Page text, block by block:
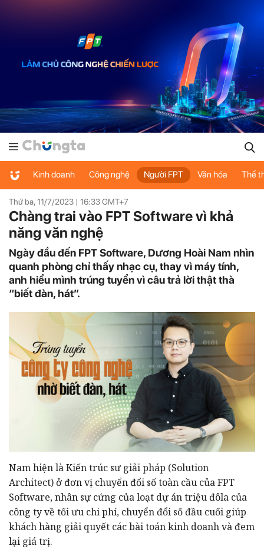
Kinh doanh Công nghệ Người FPT Văn hóa Thể
Thứ ba, 11/7/2023 | 16:33GMT+7
Chàng trai vào FPT Software vì khả
năng văn nghệ
Ngày đầu đến FPT Software, Dương Hoài Nam nhìn
quanh phòng chỉ thấy nhạc cụ, thay vì máy tính,
anh hiểu mình trúng tuyển vì câu trả lời thật thà
“biết đàn, hát”.
Nam hiện là Kiến trúc sư giải pháp (Solution
Architect) ở đơn vị chuyển đổi số toàn cầu của FPT
Software, nhân sự cứng của loạt dự án triệu đôla của
công ty về tối ưu chi phí, chuyển đổi số đầu cuối giúp
khách hàng giải quyết các bài toán kinh doanh và đem
lại giá trị.